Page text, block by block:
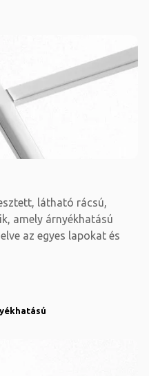
látható rácsú,
amely árnyékhatású
az egyes lapokat és